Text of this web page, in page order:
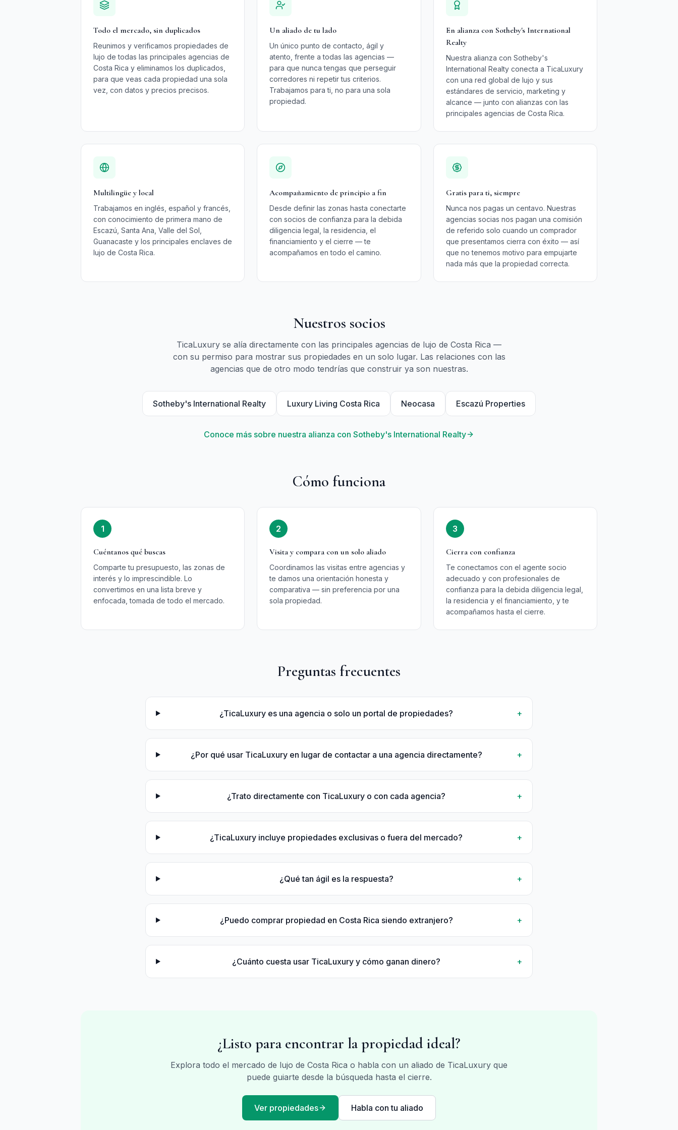
Todo el mercado, sin duplicados
Reunimos y verificamos propiedades de
lujo de todas las principales agencias de
Costa Rica y eliminamos los duplicados,
para que veas cada propiedad una sola
vez, con datos y precios precisos.
Un aliado de tu lado
Un único punto de contacto, ágil y
atento, frente a todas las agencias —
para que nunca tengas que perseguir
corredores ni repetir tus criterios.
Trabajamos para ti, no para una sola
propiedad.
En alianza con Sotheby's International
Realty
Nuestra alianza con Sotheby's
International Realty conecta a TicaLuxury
con una red global de lujo y sus
estándares de servicio, marketing y
alcance — junto con alianzas con las
principales agencias de Costa Rica.
Multilingüe y local
Trabajamos en inglés, español y francés,
con conocimiento de primera mano de
Escazú, Santa Ana, Valle del Sol,
Guanacaste y los principales enclaves de
lujo de Costa Rica.
Acompañamiento de principio a fin
Desde definir las zonas hasta conectarte
con socios de confianza para la debida
diligencia legal, la residencia, el
financiamiento y el cierre — te
acompañamos en todo el camino.
Gratis para ti, siempre
Nunca nos pagas un centavo. Nuestras
agencias socias nos pagan una comisión
de referido solo cuando un comprador
que presentamos cierra con éxito — así
que no tenemos motivo para empujarte
nada más que la propiedad correcta.
Nuestros socios
TicaLuxury se alía directamente con las principales agencias de lujo de Costa Rica —
con su permiso para mostrar sus propiedades en un solo lugar. Las relaciones con las
agencias que de otro modo tendrías que construir ya son nuestras.
Sotheby's International Realty Luxury Living Costa Rica Neocasa Escazú Properties
Conoce más sobre nuestra alianza con Sotheby's International Realty
Cómo funciona
1
Cuéntanos qué buscas
Comparte tu presupuesto, las zonas de
interés y lo imprescindible. Lo
convertimos en una lista breve y
enfocada, tomada de todo el mercado.
2
Visita y compara con un solo aliado
Coordinamos las visitas entre agencias y
te damos una orientación honesta y
comparativa — sin preferencia por una
sola propiedad.
3
Cierra con confianza
Te conectamos con el agente socio
adecuado y con profesionales de
confianza para la debida diligencia legal,
la residencia y el financiamiento, y te
acompañamos hasta el cierre.
Preguntas frecuentes
¿TicaLuxury es una agencia o solo un portal de propiedades? +
¿Por qué usar TicaLuxury en lugar de contactar a una agencia directamente? +
¿Trato directamente con TicaLuxury o con cada agencia? +
¿TicaLuxury incluye propiedades exclusivas o fuera del mercado? +
¿Qué tan ágil es la respuesta? +
¿Puedo comprar propiedad en Costa Rica siendo extranjero? +
¿Cuánto cuesta usar TicaLuxury y cómo ganan dinero? +
¿Listo para encontrar la propiedad ideal?
Explora todo el mercado de lujo de Costa Rica o habla con un aliado de TicaLuxury que
puede guiarte desde la búsqueda hasta el cierre.
Ver propiedades Habla con tu aliado